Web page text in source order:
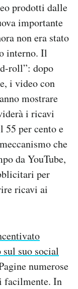
prodotti dalle
importante
non era stato
interno. Il
roll”: dopo
i video con
mostrare
i ricavi
per cento e
che
da YouTube,
per
ricavi ai
suo social
numerose
facilmente. In